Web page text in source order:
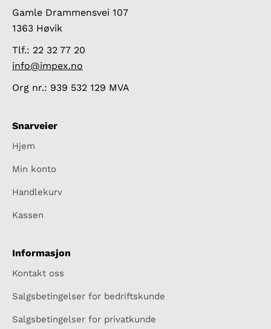
Gamle Drammensvei 107
1363 Høvik
Tlf.: 22 32 77 20
info@impex.no
Org nr.: 939 532 129 MVA
Snarveier
Hjem
Min konto
Handlekurv
Kassen
Informasjon
Kontakt oss
Salgsbetingelser for bedriftskunde
Salgsbetingelser for privatkunde